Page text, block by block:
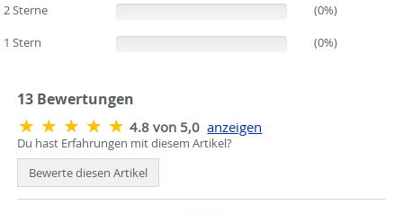
2 Sterne
(0%)
1 Stern
(0%)
13 Bewertungen
4.8 von 5,0 anzeigen
Du hast Erfahrungen mit diesem Artikel?
Bewerte diesen Artikel